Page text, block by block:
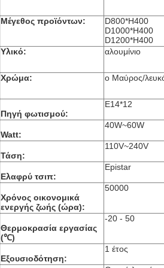
Μέγεθος προϊόντων:
D800*H400
D1000*H400
D1200*H400
Υλικό:
αλουμίνιο
Χρώμα: ο Μαύρος/
Πηγή φωτισμού:
E14*12
Watt:
40W~60W
Τάση:
110V~240V
Ελαφρύ τσιπ:
Epistar
Χρόνος οικονομικά
ενεργής ζωής (ώρα):
50000
Θερμοκρασία εργασίας
(℃)
-20 - 50
Εξουσιοδότηση:
1 έτος